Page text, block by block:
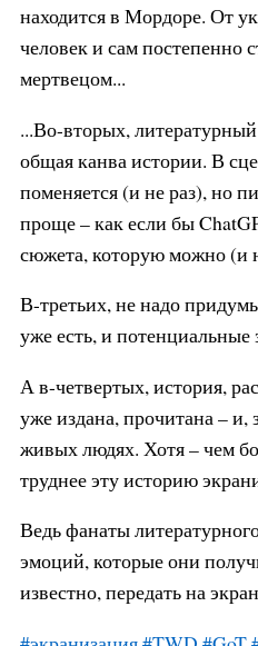
находится в Мордоре. От
человек и сам постепенно
мертвецом...
...Во-вторых,
общая канва истории. В
поменяется (и не раз), но
проще – как если бы
сюжета, которую можно (и
В-третьих, не надо
уже есть, и
А в-четвертых, история,
уже издана, прочитана – и,
живых людях. Хотя – чем
труднее эту историю
Ведь фанаты
эмоций, которые они
известно, передать на